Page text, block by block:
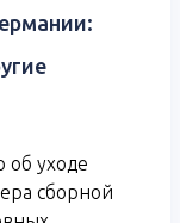
об уходе
сборной